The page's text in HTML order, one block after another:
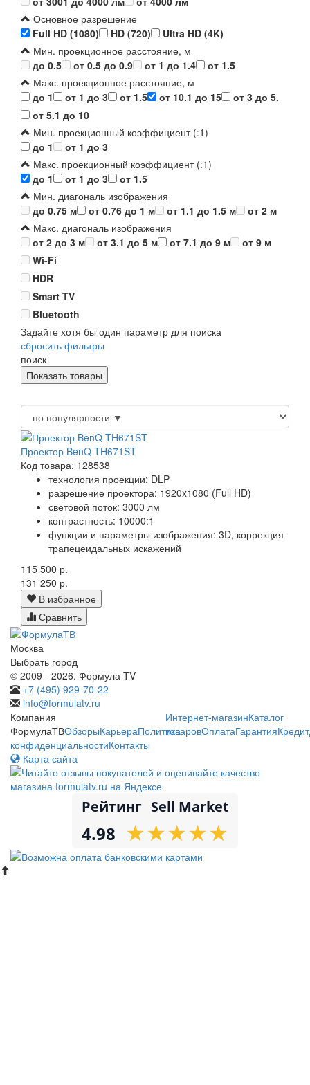
Основное разрешение
Full HD (1080)
HD (720)
Ultra HD (4K)
Мин. проекционное расстояние, м
до 0.5
от 0.5 до 0.9 от 1 до 1.4
от 1.5
Макс. проекционное расстояние, м
до 1
от 1 до 3 от 1.5 от 10.1 до 15
от 3 до 5.
от 5.1 до 10
Мин. проекционный коэффициент (:1)
до 1
от 1 до 3
Макс. проекционный коэффициент (:1)
до 1
от 1 до 3
от 1.5
Мин. диагональ изображения
до 0.75 м
от 0.76 до 1 м от 1.1 до 1.5 м
от 2 м
Макс. диагональ изображения
от 2 до 3 м
от 3.1 до 5 м от 7.1 до 9 м
от 9 м
Wi-Fi
HDR
Smart TV
Bluetooth
Задайте хотя бы один параметр для поиска
сбросить фильтры
поиск
Проектор BenQ TH671ST
Код товара: 128538
технология проекции: DLP
разрешение проектора: 1920x1080 (Full HD)
световой поток: 3000 лм
контрастность: 10000:1
функции и параметры изображения: 3D, коррекция
трапецеидальных искажений
115 500 р.
131 250 р.
В избранное
Сравнить
Москва
Выбрать город
© 2009 - 2026. Формула TV
+7 (495) 929-70-22
info@formulatv.ru
Компания
ФормулаТВОбзорыКарьераПолитика
конфиденциальностиКонтакты
Интернет-магазинКаталог
товаровОплатаГарантияКредит
Карта сайта
Рейтинг Sell Market
4.98 ★
★★
★★
★★
★★
★